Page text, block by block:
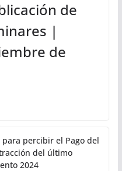
de
|
de
para percibir el Pago del
del último
2024